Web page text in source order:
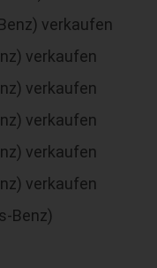
verkaufen
verkaufen
verkaufen
verkaufen
verkaufen
verkaufen
Benz)